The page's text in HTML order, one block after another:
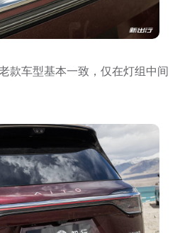
款车型基本一致，仅在灯组中间